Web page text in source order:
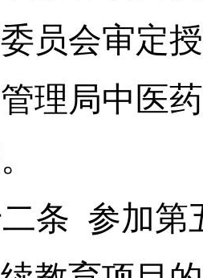
员会审定
理局中医
条 参加第